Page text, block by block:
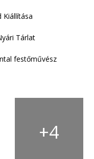
Kiállítása
Tárlat
festőművész
+4